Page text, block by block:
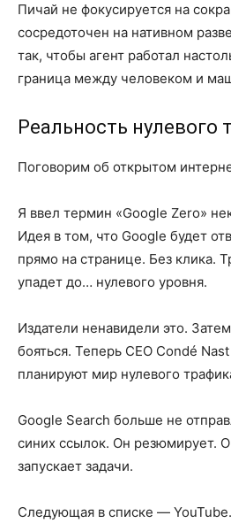
Пичай не фокусируется на
сосредоточен на нативном
так, чтобы агент работал
граница между человеком и
Реальность нулевого
Поговорим об открытом
Я ввел термин «Google Zero»
Идея в том, что Google будет
прямо на странице. Без клика.
упадет до… нулевого уровня.
Издатели ненавидели это.
бояться. Теперь CEO Condé
планируют мир нулевого
Google Search больше не
синих ссылок. Он резюмирует.
запускает задачи.
Следующая в списке — YouTube.